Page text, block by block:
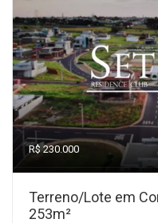
R$ 230.000
Terreno/Lote em
253m²